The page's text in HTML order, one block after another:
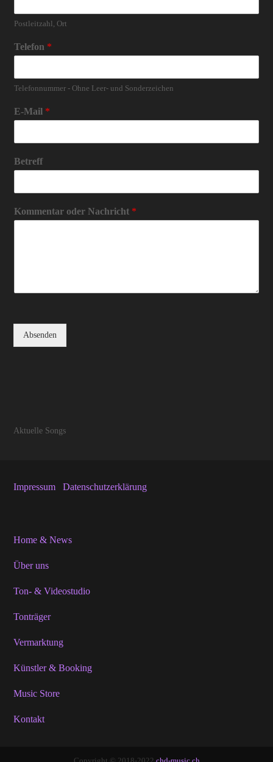
Postleitzahl, Ort
Telefon *
Telefonnummer - Ohne Leer- und Sonderzeichen
E-Mail *
Betreff
Kommentar oder Nachricht *
Absenden
Aktuelle Songs
Impressum Datenschutzerklärung
Home & News
Über uns
Ton- & Videostudio
Tonträger
Vermarktung
Künstler & Booking
Music Store
Kontakt